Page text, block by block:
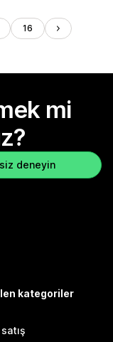
16
mi
deneyin
kategoriler